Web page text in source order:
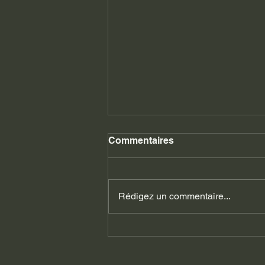
Commentaires
Rédigez un commentaire...